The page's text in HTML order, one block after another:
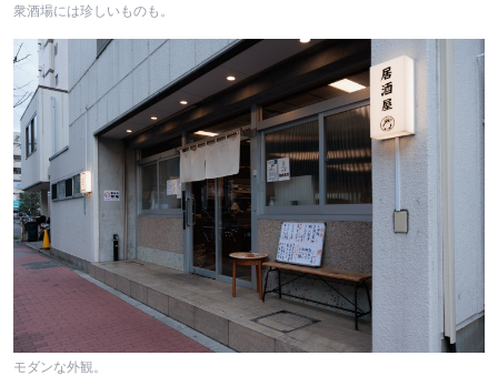
衆酒場には珍しいものも。
モダンな外観。